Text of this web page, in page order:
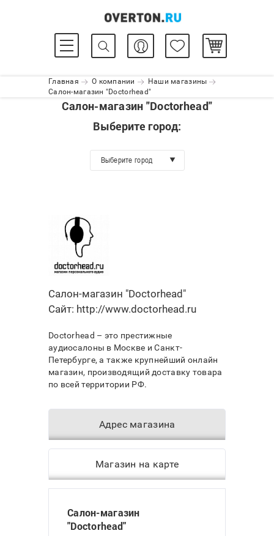
Главная О компании
Наши магазины
Салон-магазин "Doctorhead"
Салон-магазин "Doctorhead"
Выберите город:
Выберите город
Салон-магазин "Doctorhead"
Сайт: http://www.doctorhead.ru
Doctorhead – это престижные
аудиосалоны в Москве и Санкт-
Петербурге, а также крупнейший онлайн
магазин, производящий доставку товара
по всей территории РФ.
Адрес магазина
Магазин на карте
Салон-магазин
"Doctorhead"